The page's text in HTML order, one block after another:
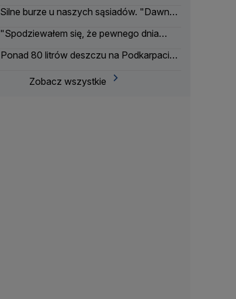
Silne burze u naszych sąsiadów. "Dawno
"Spodziewałem się, że pewnego dnia
Ponad 80 litrów deszczu na Podkarpaciu.
Zobacz wszystkie